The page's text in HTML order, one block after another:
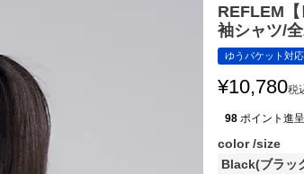
REFLEM
袖シャツ/
ゆうパケット対応
¥10,780税
98 ポイント進呈
color size
Black(ブラッ